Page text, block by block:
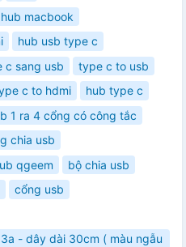
hub macbook
hub usb type c
c sang usb
type c to usb
c to hdmi
hub type c
1 ra 4 cổng có công tắc
chia usb
qgeem
bộ chia usb
cổng usb
- dây dài 30cm ( màu ngẫu